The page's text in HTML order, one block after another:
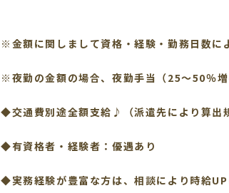
※金額に関しまして資格・経験・勤務日数に
※夜勤の金額の場合、夜勤手当（25～50％増
◆交通費別途全額支給♪（派遣先により算出
◆有資格者・経験者：優遇あり
◆実務経験が豊富な方は、相談により時給